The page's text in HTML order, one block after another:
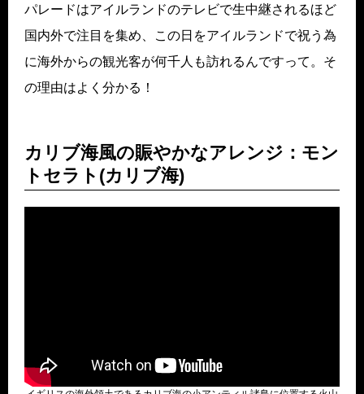
パレードはアイルランドのテレビで生中継されるほど
国内外で注目を集め、この日をアイルランドで祝う為
に海外からの観光客が何千人も訪れるんですって。そ
の理由はよく分かる！
カリブ海風の賑やかなアレンジ：モン
トセラト(カリブ海)